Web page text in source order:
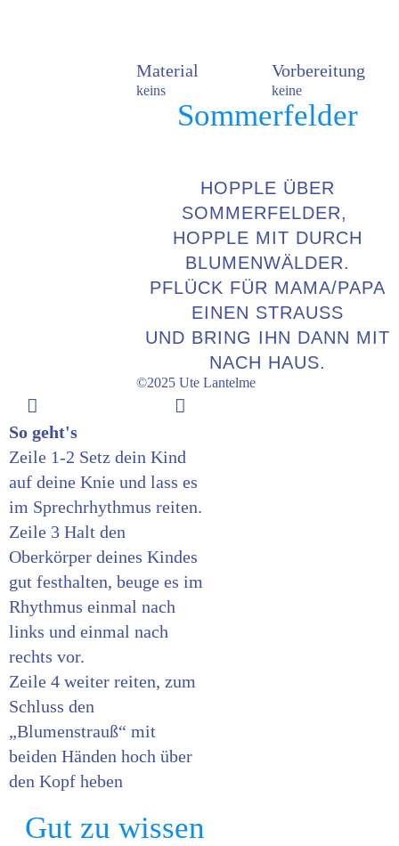
Material
keins
Vorbereitung
keine
Sommerfelder
HOPPLE ÜBER
SOMMERFELDER,
HOPPLE MIT DURCH
BLUMENWÄLDER.
PFLÜCK FÜR MAMA/PAPA
EINEN STRAUSS
UND BRING IHN DANN MIT
NACH HAUS.
©2025 Ute Lantelme
So geht's
Zeile 1-2 Setz dein Kind
auf deine Knie und lass es
im Sprechrhythmus reiten.
Zeile 3 Halt den
Oberkörper deines Kindes
gut festhalten, beuge es im
Rhythmus einmal nach
links und einmal nach
rechts vor.
Zeile 4 weiter reiten, zum
Schluss den
„Blumenstrauß“ mit
beiden Händen hoch über
den Kopf heben
Gut zu wissen